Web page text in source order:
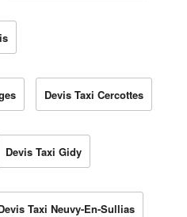
Devis Taxi Cercottes
Devis Taxi Gidy
Taxi Neuvy-En-Sullias